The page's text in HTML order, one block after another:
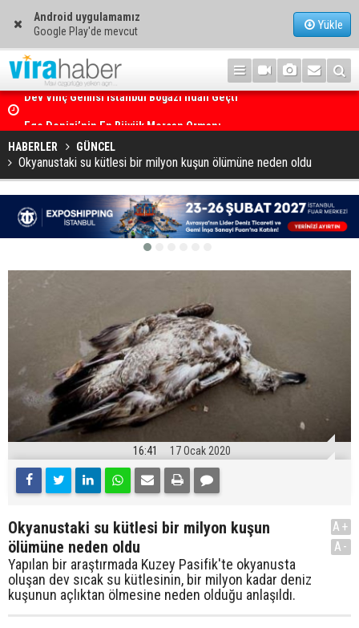
Android uygulamamız
Google Play'de mevcut
Yükle
HABERLER GÜNCEL
Okyanustaki su kütlesi bir milyon kuşun ölümüne neden oldu
16:41 17 Ocak 2020
Okyanustaki su kütlesi bir milyon kuşun
ölümüne neden oldu
Yapılan bir araştırmada Kuzey Pasifik'te okyanusta
oluşan dev sıcak su kütlesinin, bir milyon kadar deniz
kuşunun açlıktan ölmesine neden olduğu anlaşıldı.
A+
A-